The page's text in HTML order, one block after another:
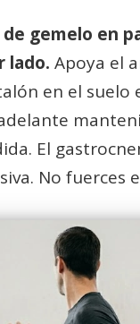
gemelo en
lado. Apoya el
en el suelo
El
No fuerces